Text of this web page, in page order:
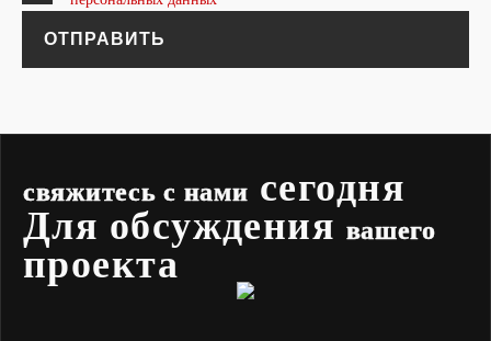
ОТПРАВИТЬ
свяжитесь с нами сегодня
Для обсуждения вашего
проекта